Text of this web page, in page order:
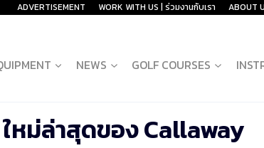
ADVERTISEMENT WORK WITH US | ร่วมงานกับเรา ABOUT
NEWS GOLF COURSES
ใหม่ล่าสุดของ Callaway